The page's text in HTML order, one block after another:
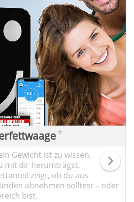
*
Gewicht ist zu wissen,
mit dir herumträgst.
zeigt, ob du aus
abnehmen solltest – oder
bist.